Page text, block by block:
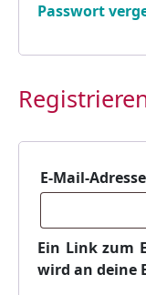
Passwort
E-Mail-Adresse
Ein Link zum
wird an deine